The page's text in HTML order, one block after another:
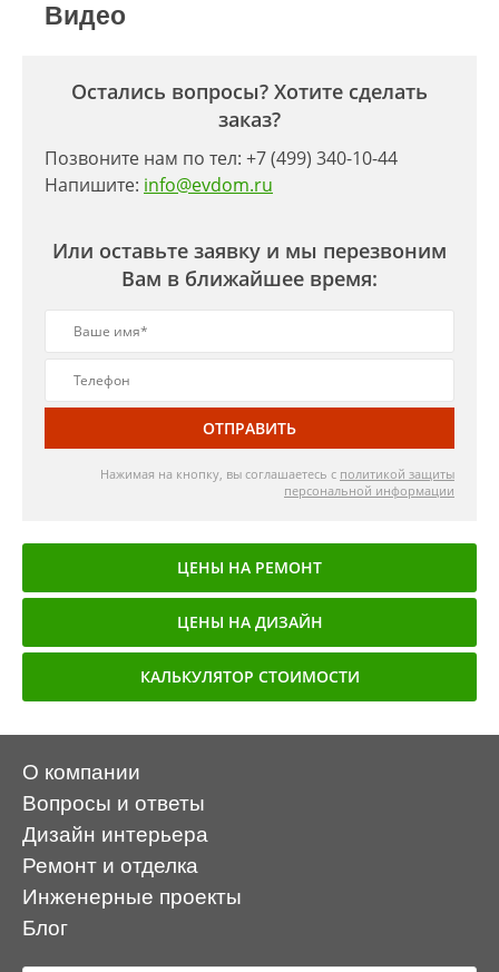
Видео
Остались вопросы? Хотите сделать
заказ?
Позвоните нам по тел: +7 (499) 340-10-44
Напишите: info@evdom.ru
Или оставьте заявку и мы перезвоним
Вам в ближайшее время:
ОТПРАВИТЬ
Нажимая на кнопку, вы соглашаетесь с политикой защиты
персональной информации
ЦЕНЫ НА РЕМОНТ
ЦЕНЫ НА ДИЗАЙН
КАЛЬКУЛЯТОР СТОИМОСТИ
О компании
Вопросы и ответы
Дизайн интерьера
Ремонт и отделка
Инженерные проекты
Блог